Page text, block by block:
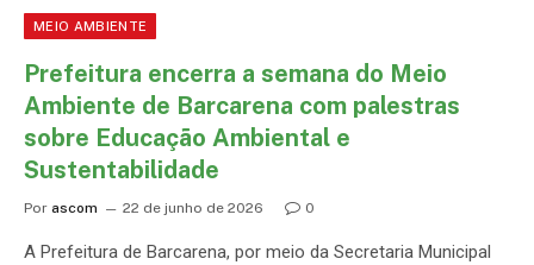
MEIO AMBIENTE
Prefeitura encerra a semana do Meio
Ambiente de Barcarena com palestras
sobre Educação Ambiental e
Sustentabilidade
Por ascom 22 de junho de 2026 0
A Prefeitura de Barcarena, por meio da Secretaria Municipal